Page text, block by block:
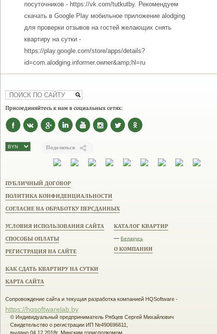
посуточников - https://vk.com/tutkutby. Рекомендуем
скачать в Google Play мобильное приложение alodging
для проверки отзывов на гостей желающих снять
квартиру на сутки -
https://play.google.com/store/apps/details?
id=com.alodging.informer.owner&amp;hl=ru
Присоединяйтесь к нам в социальных сетях:
Поделиться
ПУБЛИЧНЫЙ ДОГОВОР
ПОЛИТИКА КОНФИДЕНЦИАЛЬНОСТИ
СОГЛАСИЕ НА ОБРАБОТКУ ПЕРСДАННЫХ
УСЛОВИЯ ИСПОЛЬЗОВАНИЯ САЙТА
СПОСОБЫ ОПЛАТЫ
РЕГИСТРАЦИЯ НА САЙТЕ
КАТАЛОГ КВАРТИР
— Беларусь
О КОМПАНИИ
КАК СДАТЬ КВАРТИРУ НА СУТКИ
КАРТА САЙТА
Сопровождение сайта и текущая разработка компанией HQSoftware -
https://hqsoftwarelab.by
© Индивидуальный предприниматель Рябцев Сергей Михайлович
Свидетельство о регистрации ИП №490696611,
выдано 04.12.2018г. Минским горисполкомом